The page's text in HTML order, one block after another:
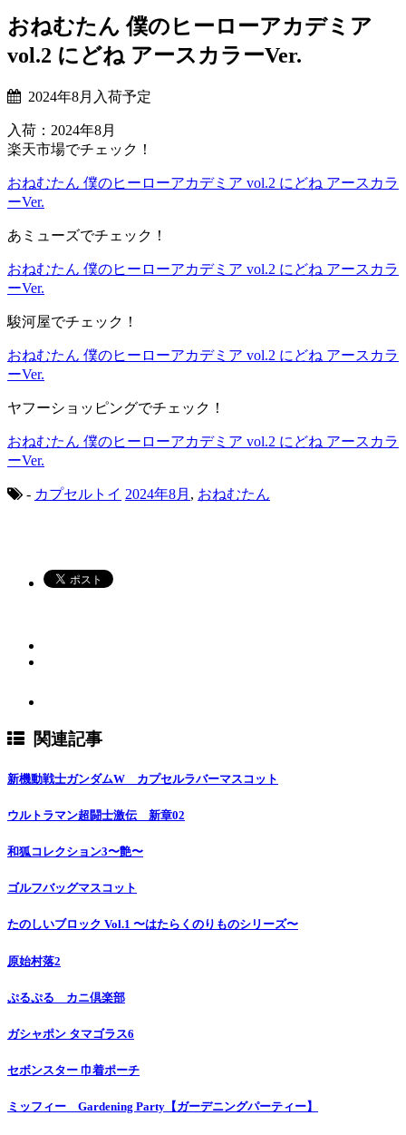
おねむたん 僕のヒーローアカデミア
vol.2 にどね アースカラーVer.
2024年8月入荷予定
入荷：2024年8月
楽天市場でチェック！
おねむたん 僕のヒーローアカデミア vol.2 にどね アースカラ
ーVer.
あミューズでチェック！
おねむたん 僕のヒーローアカデミア vol.2 にどね アースカラ
ーVer.
駿河屋でチェック！
おねむたん 僕のヒーローアカデミア vol.2 にどね アースカラ
ーVer.
ヤフーショッピングでチェック！
おねむたん 僕のヒーローアカデミア vol.2 にどね アースカラ
ーVer.
- カプセルトイ 2024年8月 , おねむたん
関連記事
新機動戦士ガンダムW カプセルラバーマスコット
ウルトラマン超闘士激伝 新章02
和狐コレクション3〜艶〜
ゴルフバッグマスコット
たのしいブロック Vol.1 〜はたらくのりものシリーズ〜
原始村落2
ぷるぷる カニ倶楽部
ガシャポン タマゴラス6
セボンスター 巾着ポーチ
ミッフィー Gardening Party【ガーデニングパーティー】